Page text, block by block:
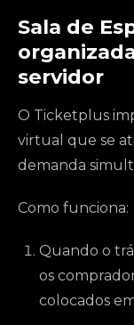
Sala de
servidor
O Ticketplus
virtual que se
demanda
Como funciona:
Quando o
os
colocados